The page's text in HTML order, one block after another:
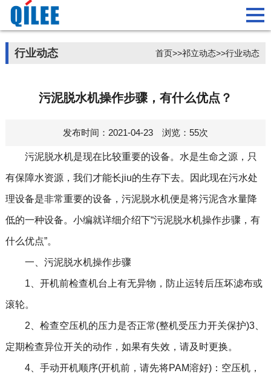
首页>>祁立动态>>行业动态
行业动态
污泥脱水机操作步骤，有什么优点？
发布时间：2021-04-23 浏览：55次
污泥脱水机是现在比较重要的设备。水是生命之源，只
有保障水资源，我们才能长jiu的生存下去。因此现在污水处
理设备是非常重要的设备，污泥脱水机便是将污泥含水量降
低的一种设备。小编就详细介绍下“污泥脱水机操作步骤，有
什么优点”。
一、污泥脱水机操作步骤
1、开机前检查机台上有无异物，防止运转后压坏滤布或
滚轮。
2、检查空压机的压力是否正常(整机受压力开关保护)3、
定期检查异位开关的动作，如果有失效，请及时更换。
4、手动开机顺序(开机前，请先将PAM溶好)：空压机，